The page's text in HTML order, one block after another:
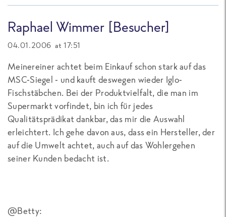
Raphael Wimmer [Besucher]
04.01.2006 at 17:51
Meinereiner achtet beim Einkauf schon stark auf das
MSC-Siegel - und kauft deswegen wieder Iglo-
Fischstäbchen. Bei der Produktvielfalt, die man im
Supermarkt vorfindet, bin ich für jedes
Qualitätsprädikat dankbar, das mir die Auswahl
erleichtert. Ich gehe davon aus, dass ein Hersteller, der
auf die Umwelt achtet, auch auf das Wohlergehen
seiner Kunden bedacht ist.
@Betty: